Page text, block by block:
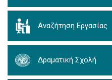
Αναζήτηση Εργασίας
Δραματική Σχολή